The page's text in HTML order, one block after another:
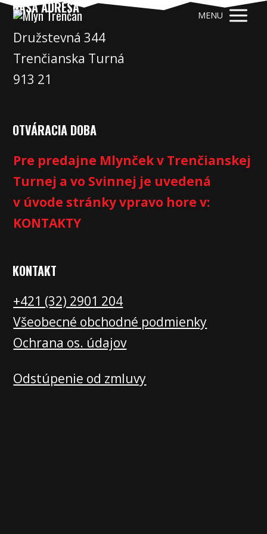
MENU
NAŠA ADRESA
Družstevná 344
Trenčianska Turná
913 21
OTVÁRACIA DOBA
Pre predajne Mlynček v Trenčianskej
Turnej a vo Svinnej je uvedená
v úvode stránky vpravo hore v:
KONTAKTY
KONTAKT
+421 (32) 2901 204
Všeobecné obchodné podmienky
Ochrana os. údajov
Odstúpenie od zmluvy